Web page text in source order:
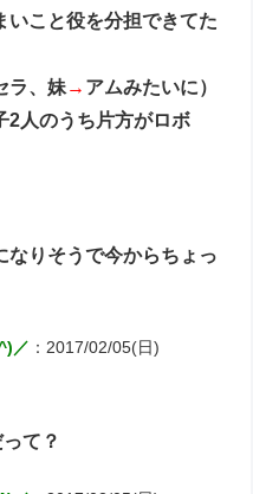
いこと役を分担できてた
ラ、妹→ アムみたいに）
2人のうち片方がロボ
なりそうで今からちょっ
／ ：2017/02/05(日)
て？